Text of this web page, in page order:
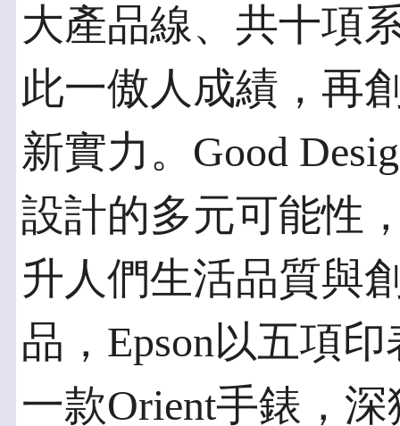
大產品線、共十項
此一傲人成績，再
新實力。Good
設計的多元可能性
升人們生活品質與
品，Epson以五項
一款Orient手錶，